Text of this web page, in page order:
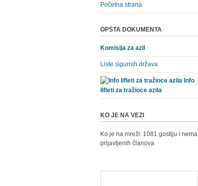
Početna strana
OPŠTA DOKUMENTA
Komisija za azil
Liste sigurnih država
Info
lifleti za tražioce azila
KO JE NA VEZI
Ko je na mreži: 1081 gostiju i nema
prijavljenih članova